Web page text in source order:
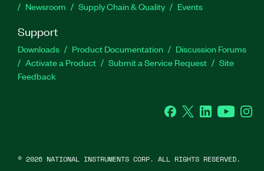
Newsroom
Supply Chain & Quality Events
Support
Downloads Product Documentation
Discussion Forums
Activate a Product
Submit a Service Request
Site
Feedback
Facebook
Twitter LinkedInYouTube
© 2026 NATIONAL INSTRUMENTS CORP. ALL RIGHTS RESERVED.